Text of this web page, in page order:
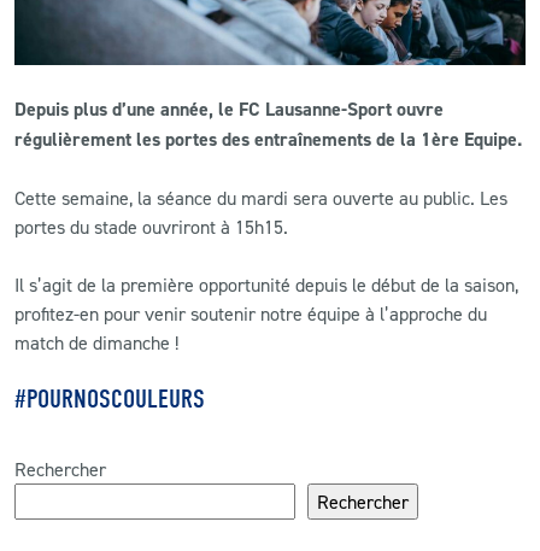
CONTACT
LS E-SHOP
LS ACADEMY CAMPS
MATCH DES CELEBRITES
PRESSE ET MEDIAS
Depuis plus d’une année, le FC Lausanne-Sport ouvre
régulièrement les portes des entraînements de la 1ère Equipe.
Cette semaine, la séance du mardi sera ouverte au public. Les
portes du stade ouvriront à 15h15.
Il s’agit de la première opportunité depuis le début de la saison,
profitez-en pour venir soutenir notre équipe à l’approche du
match de dimanche !
#POURNOSCOULEURS
Rechercher
Rechercher